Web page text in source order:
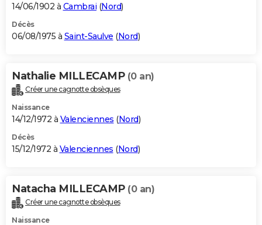
14/06/1902 à Cambrai (Nord)
Décès
06/08/1975 à Saint-Saulve (Nord)
Nathalie MILLECAMP (0 an)
Créer une cagnotte obsèques
Naissance
14/12/1972 à Valenciennes (Nord)
Décès
15/12/1972 à Valenciennes (Nord)
Natacha MILLECAMP (0 an)
Créer une cagnotte obsèques
Naissance